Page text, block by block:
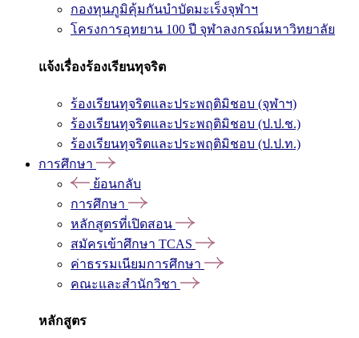
กองทุนภูมิคุ้มกันบำบัดมะเร็งจุฬาฯ
โครงการอุทยาน 100 ปี จุฬาลงกรณ์มหาวิทยาลัย
แจ้งเรื่องร้องเรียนทุจริต
ร้องเรียนทุจริตและประพฤติมิชอบ (จุฬาฯ)
ร้องเรียนทุจริตและประพฤติมิชอบ (ป.ป.ช.)
ร้องเรียนทุจริตและประพฤติมิชอบ (ป.ป.ท.)
การศึกษา
ย้อนกลับ
การศึกษา
หลักสูตรที่เปิดสอน
สมัครเข้าศึกษา TCAS
ค่าธรรมเนียมการศึกษา
คณะและสำนักวิชา
หลักสูตร